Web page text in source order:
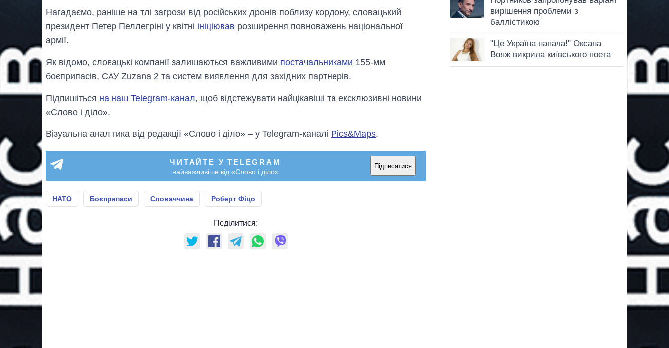
Нагадаємо, раніше на тлі загрози від російських дронів поблизу кордону, словацький
президент Петер Пеллегріні у квітні ініціював розширення повноважень національної
армії.
Як відомо, словацькі компанії залишаються важливими постачальниками 155-мм
боєприпасів, САУ Zuzana 2 та систем виявлення для західних партнерів.
Підпишіться на наш Telegram-канал, щоб відстежувати найцікавіші та ексклюзивні новини
«Слово і діло».
Візуальна аналітика від редакції «Слово і діло» – у Telegram-каналі Pics&Maps.
ЧИТАЙТЕ У TELEGRAM
найважливіше від «Слово і діло»
Підписатися
НАТО Боєприпаси Словаччина Роберт Фіцо
Поділитися: